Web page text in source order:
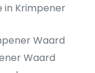
in Krimpener
Waard
Waard